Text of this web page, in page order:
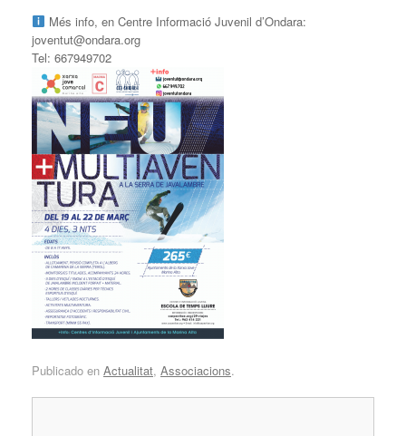
Més info, en Centre Informació Juvenil d’Ondara:
joventut@ondara.org
Tel: 667949702
Publicado en Actualitat, Associacions.